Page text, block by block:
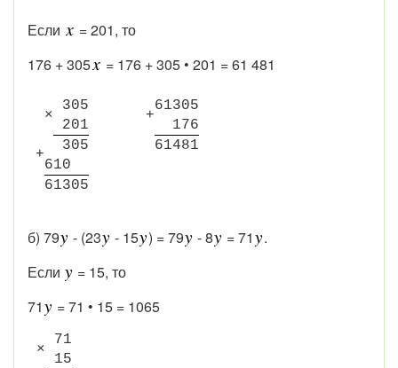
Если
= 201, то
176 + 305
= 176 + 305 • 201 = 61 481
×
305
201
+
305
610
61305
+
61305
176
61481
б) 79 - (23 - 15 ) = 79 - 8 = 71
.
Если
= 15, то
71
= 71 • 15 = 1065
×
71
15